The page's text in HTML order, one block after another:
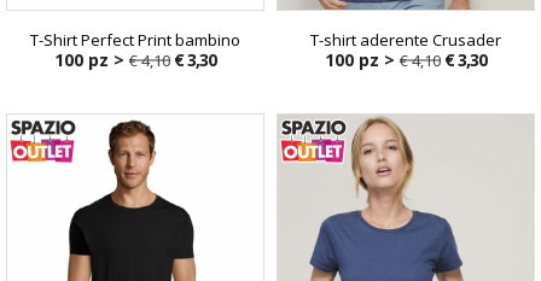
T-Shirt Perfect Print bambino
100 pz > € 4,10 € 3,30
T-shirt aderente Crusader
100 pz > € 4,10 € 3,30